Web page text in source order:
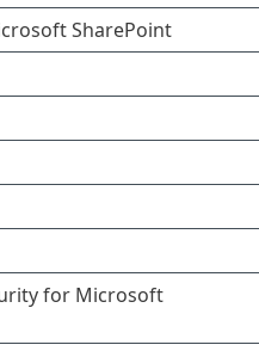
SharePoint
for Microsoft